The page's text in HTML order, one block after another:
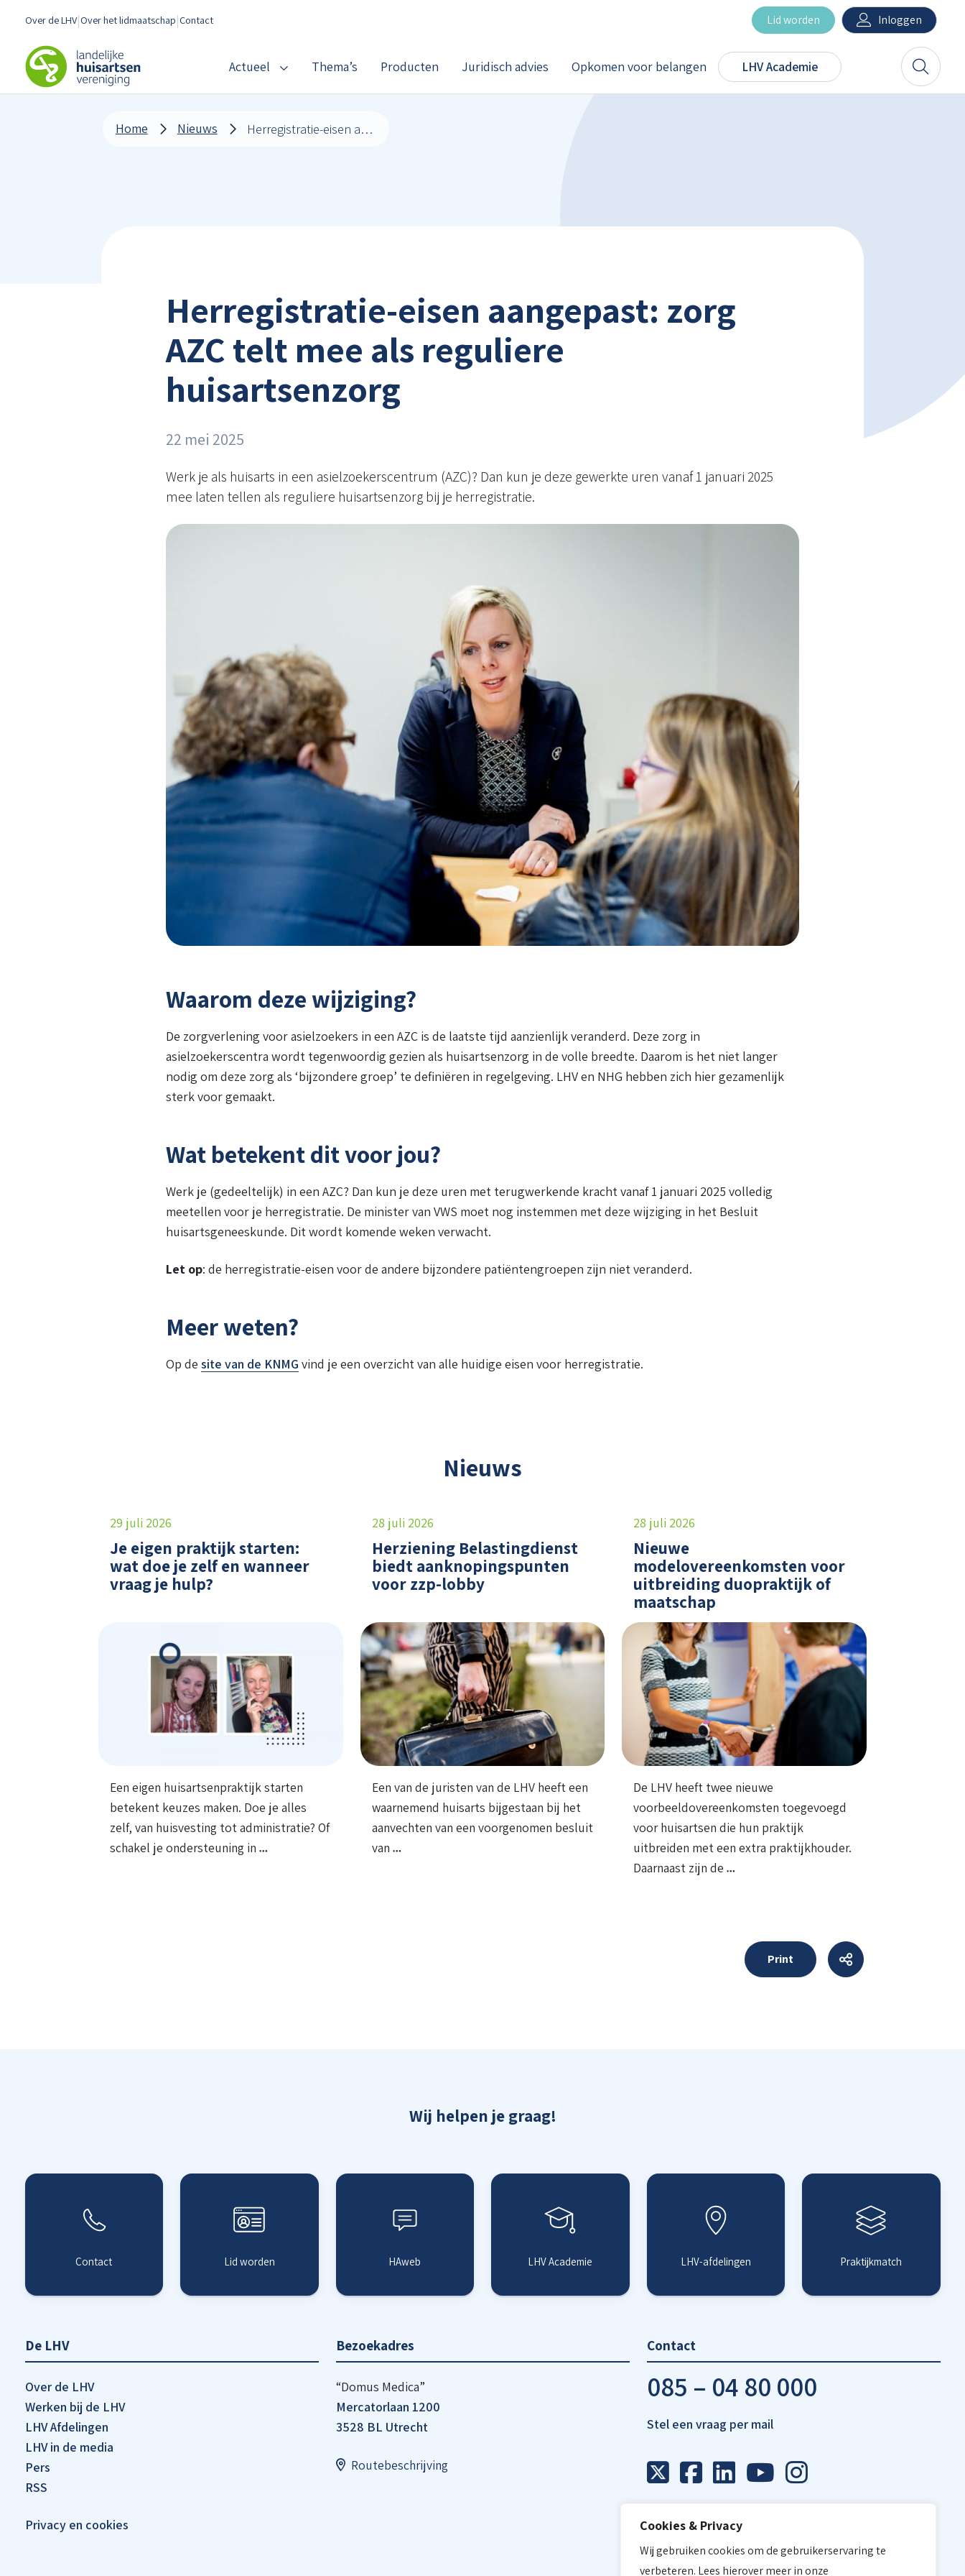
Cookies & Privacy
Wij gebruiken cookies om de gebruikerservaring te
verbeteren. Lees hierover meer in onze
Over de LHV Over het lidmaatschap Contact Lid worden Inloggen
LHV
Actueel Thema’s Producten Juridisch advies Opkomen voor belangen LHV Academie
Zoeken
Home Nieuws Herregistratie-eisen aangepast: zorg AZC telt mee als reguliere huisartsenzorg
Herregistratie-eisen aangepast: zorg
AZC telt mee als reguliere
huisartsenzorg
22 mei 2025
Werk je als huisarts in een asielzoekerscentrum (AZC)? Dan kun je deze gewerkte uren vanaf 1 januari 2025
mee laten tellen als reguliere huisartsenzorg bij je herregistratie.
Waarom deze wijziging?
De zorgverlening voor asielzoekers in een AZC is de laatste tijd aanzienlijk veranderd. Deze zorg in
asielzoekerscentra wordt tegenwoordig gezien als huisartsenzorg in de volle breedte. Daarom is het niet langer
nodig om deze zorg als ‘bijzondere groep’ te definiëren in regelgeving. LHV en NHG hebben zich hier gezamenlijk
sterk voor gemaakt.
Wat betekent dit voor jou?
Werk je (gedeeltelijk) in een AZC? Dan kun je deze uren met terugwerkende kracht vanaf 1 januari 2025 volledig
meetellen voor je herregistratie. De minister van VWS moet nog instemmen met deze wijziging in het Besluit
huisartsgeneeskunde. Dit wordt komende weken verwacht.
Let op: de herregistratie-eisen voor de andere bijzondere patiëntengroepen zijn niet veranderd.
Meer weten?
Op desite van de KNMG vind je een overzicht van alle huidige eisen voor herregistratie.
Nieuws
29 juli 2026
Je eigen praktijk starten:
wat doe je zelf en wanneer
vraag je hulp?
Een eigen huisartsenpraktijk starten
betekent keuzes maken. Doe je alles
zelf, van huisvesting tot administratie? Of
schakel je ondersteuning in
28 juli 2026
Herziening Belastingdienst
biedt aanknopingspunten
voor zzp-lobby
Een van de juristen van de LHV heeft een
waarnemend huisarts bijgestaan bij het
aanvechten van een voorgenomen besluit
van
28 juli 2026
Nieuwe
modelovereenkomsten voor
uitbreiding duopraktijk of
maatschap
De LHV heeft twee nieuwe
voorbeeldovereenkomsten toegevoegd
voor huisartsen die hun praktijk
uitbreiden met een extra praktijkhouder.
Daarnaast zijn de
Print
Wij helpen je graag!
Contact Lid worden HAweb LHV Academie LHV-afdelingen Praktijkmatch
De LHV
Over de LHV
Werken bij de LHV
LHV Afdelingen
LHV in de media
Pers
RSS
Privacy en cookies
Bezoekadres
“Domus Medica”
Mercatorlaan 1200
3528 BL Utrecht
Routebeschrijving
Contact
085 – 04 80 000
Stel een vraag per mail